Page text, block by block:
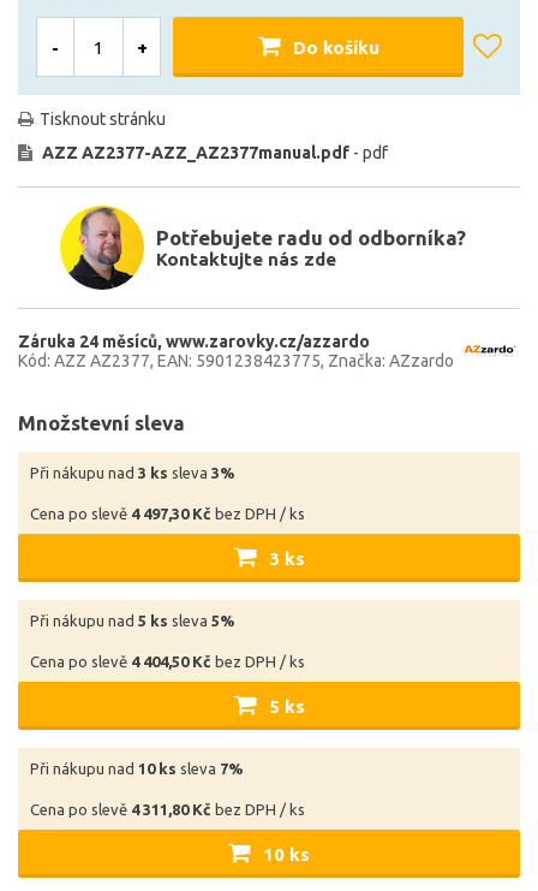
- + Do košíku
Tisknout stránku
AZZ AZ2377-AZZ_AZ2377manual.pdf - pdf
Potřebujete radu od odborníka?
Kontaktujte nás zde
Záruka 24 měsíců www.zarovky.cz/azzardo
Kód: AZZ AZ2377 EAN: 5901238423775 Značka: AZzardo
Množstevní sleva
Při nákupu nad 3 ks sleva 3%
Cena po slevě 4 497,30 Kč bez DPH / ks
3 ks
Při nákupu nad 5 ks sleva 5%
Cena po slevě 4 404,50 Kč bez DPH / ks
5 ks
Při nákupu nad 10 ks sleva 7%
Cena po slevě 4 311,80 Kč bez DPH / ks
10 ks